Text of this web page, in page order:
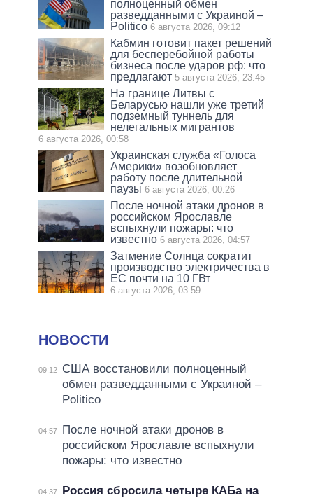
полноценный обмен
разведданными с Украиной –
Politico 6 августа 2026, 09:12
Кабмин готовит пакет решений
для бесперебойной работы
бизнеса после ударов рф: что
предлагают 5 августа 2026, 23:45
На границе Литвы с
Беларусью нашли уже третий
подземный туннель для
нелегальных мигрантов
6 августа 2026, 00:58
Украинская служба «Голоса
Америки» возобновляет
работу после длительной
паузы 6 августа 2026, 00:26
После ночной атаки дронов в
российском Ярославле
вспыхнули пожары: что
известно 6 августа 2026, 04:57
Затмение Солнца сократит
производство электричества в
ЕС почти на 10 ГВт
6 августа 2026, 03:59
НОВОСТИ
09:12
США восстановили полноценный
обмен разведданными с Украиной –
Politico
04:57
После ночной атаки дронов в
российском Ярославле вспыхнули
пожары: что известно
04:37
Россия сбросила четыре КАБа на